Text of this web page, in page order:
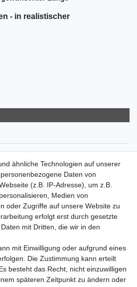
- in realistischer
ähnliche Technologien auf unserer
Daten von
(z.B. IP-Adresse), um z.B.
Medien von
oder Zugriffe auf unsere Website zu
erfolgt erst durch gesetzte
mit Dritten, die wir in den
mit Einwilligung oder aufgrund eines
Die Zustimmung kann erteilt
besteht das Recht, nicht einzuwilligen
späteren Zeitpunkt zu ändern oder